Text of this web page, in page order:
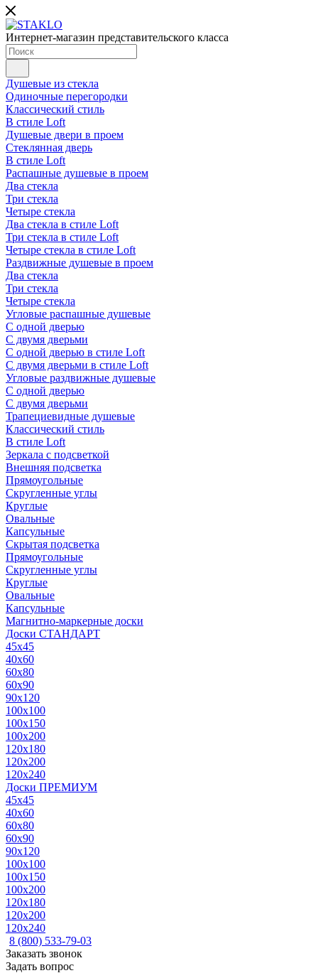
Интернет-магазин представительского класса
Душевые из стекла
Одиночные перегородки
Классический стиль
В стиле Loft
Душевые двери в проем
Стеклянная дверь
В стиле Loft
Распашные душевые в проем
Два стекла
Три стекла
Четыре стекла
Два стекла в стиле Loft
Три стекла в стиле Loft
Четыре стекла в стиле Loft
Раздвижные душевые в проем
Два стекла
Три стекла
Четыре стекла
Угловые распашные душевые
С одной дверью
С двумя дверьми
С одной дверью в стиле Loft
С двумя дверьми в стиле Loft
Угловые раздвижные душевые
С одной дверью
С двумя дверьми
Трапециевидные душевые
Классический стиль
В стиле Loft
Зеркала с подсветкой
Внешняя подсветка
Прямоугольные
Скругленные углы
Круглые
Овальные
Капсульные
Скрытая подсветка
Прямоугольные
Скругленные углы
Круглые
Овальные
Капсульные
Магнитно-маркерные доски
Доски СТАНДАРТ
45x45
40x60
60x80
60x90
90x120
100x100
100x150
100x200
120x180
120x200
120x240
Доски ПРЕМИУМ
45x45
40x60
60x80
60x90
90x120
100x100
100x150
100x200
120x180
120x200
120x240
8 (800) 533-79-03
Заказать звонок
Задать вопрос